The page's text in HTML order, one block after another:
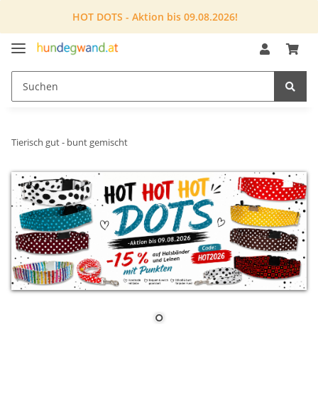
HOT DOTS - Aktion bis 09.08.2026!
Tierisch gut - bunt gemischt